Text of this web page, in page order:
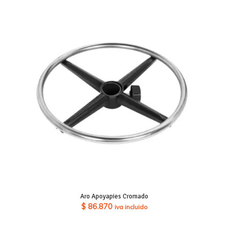
Aro Apoyapies Cromado
$86.870 iva incluido